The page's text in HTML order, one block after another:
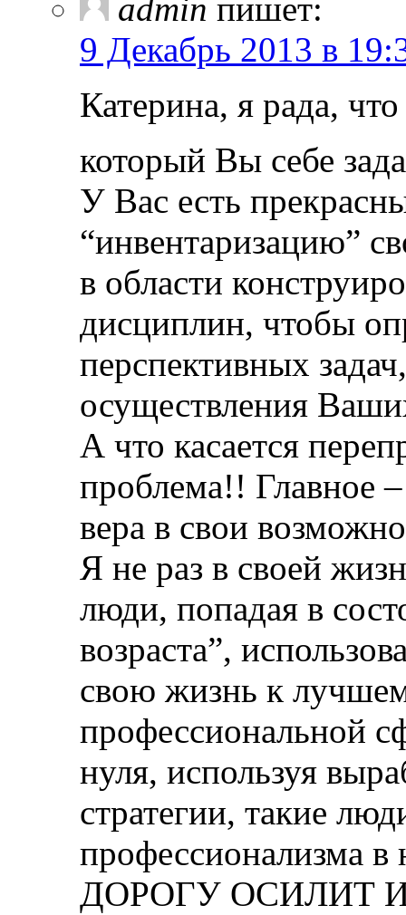
admin пишет:
9 Декабрь 2013 в
Катерина, я рада,
который Вы себе
У Вас есть
“инвентаризацию”
в области
дисциплин, чтобы
перспективных
осуществления
А что касается
проблема!!
вера в свои
Я не раз в своей
люди, попадая в
возраста”,
свою жизнь к
профессиональной
нуля, используя
стратегии, такие
профессионализма в
ДОРОГУ ОСИЛИТ